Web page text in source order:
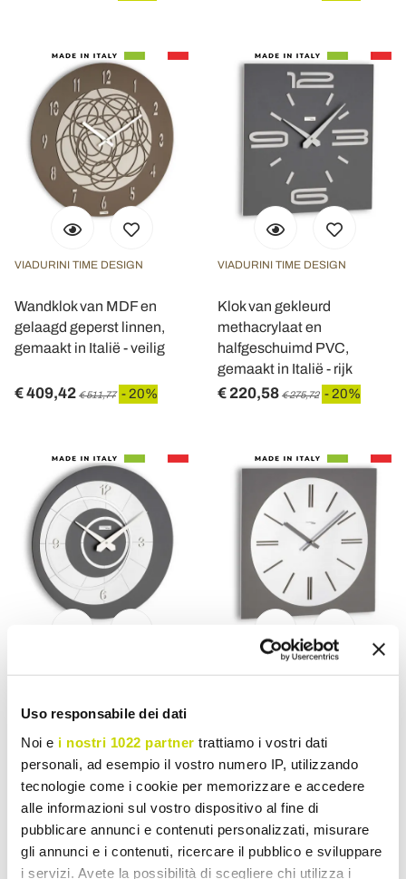
Uso responsabile dei dati
Noi e i nostri 1022 partner trattiamo i vostri dati
personali, ad esempio il vostro numero IP, utilizzando
tecnologie come i cookie per memorizzare e accedere
alle informazioni sul vostro dispositivo al fine di
pubblicare annunci e contenuti personalizzati, misurare
gli annunci e i contenuti, ricercare il pubblico e sviluppare
i servizi. Avete la possibilità di scegliere chi utilizza i
VIADURINI TIME DESIGN
Wandklok van MDF en
gelaagd geperst linnen,
gemaakt in Italië - veilig
€ 409,42 € 511,77 - 20%
VIADURINI TIME DESIGN
Klok van gekleurd
methacrylaat en
halfgeschuimd PVC,
gemaakt in Italië - rijk
€ 220,58 € 275,72 - 20%
PVC-wandklok in 3
Made in Italy - Snel
€ 213,44 - 20%
Made in Italy - Trots
€ 238,83